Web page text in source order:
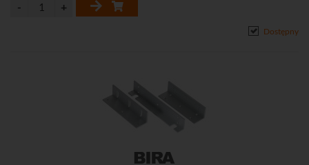
Dostępny